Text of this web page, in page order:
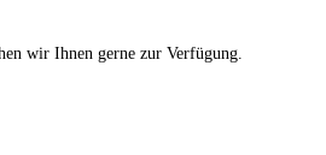
wir Ihnen gerne zur Verfügung.